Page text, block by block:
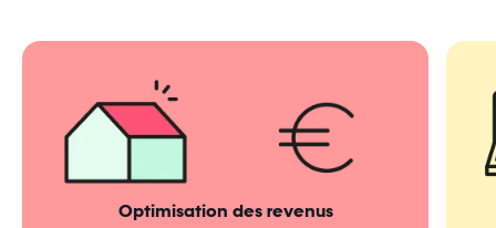
Optimisation des revenus